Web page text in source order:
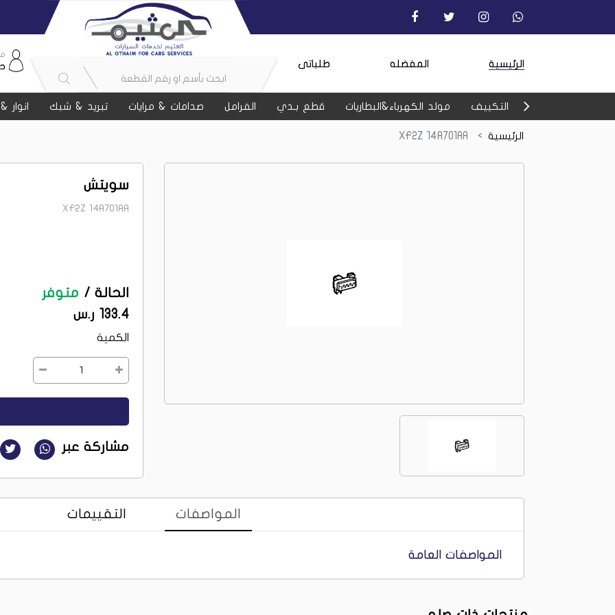
الرئيسية المفضله طلباتى
التكييف مولد الكهرباء&البطاريات قطع بـدي الفرامل صدامات & مرايات تبريد & شبك انوار
الرئيسية
سويتش
XF2Z 14A701AA
الحالة / متوفر
133.4 ر.س
الكمية
1
مشاركة عبر
المواصفات التقييمات
المواصفات العامة